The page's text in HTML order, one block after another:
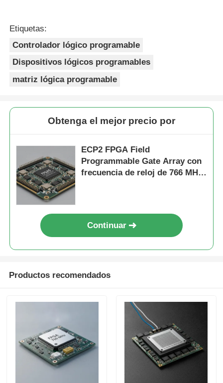
Etiquetas:
Controlador lógico programable
Dispositivos lógicos programables
matriz lógica programable
Obtenga el mejor precio por
ECP2 FPGA Field
Programmable Gate Array con
frecuencia de reloj de 766 MHz,
Continuar
Productos recomendados